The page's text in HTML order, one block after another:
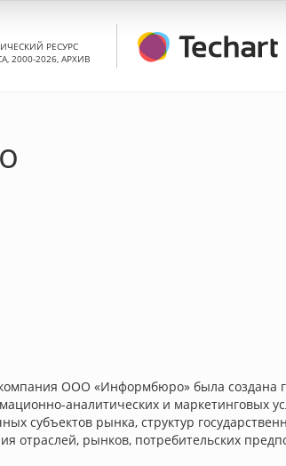
РЕСУРС
2000-2026, АРХИВ
ООО «Информбюро» была создана
аналитических и маркетинговых
субъектов рынка, структур
отраслей, рынков, потребительских